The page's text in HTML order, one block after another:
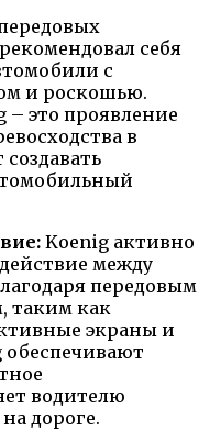
себя
с
и роскошью.
– это проявление
в
Koenig активно
между
передовым
таким как
экраны и
водителю
дороге.